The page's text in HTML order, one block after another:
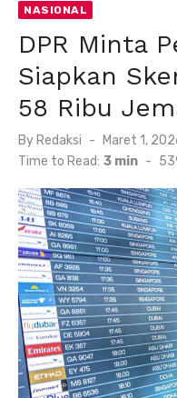
NASIONAL
DPR Minta
Siapkan
58 Ribu
By Redaksi
Posted
on
Maret 1,
Time to Read: 3 min -